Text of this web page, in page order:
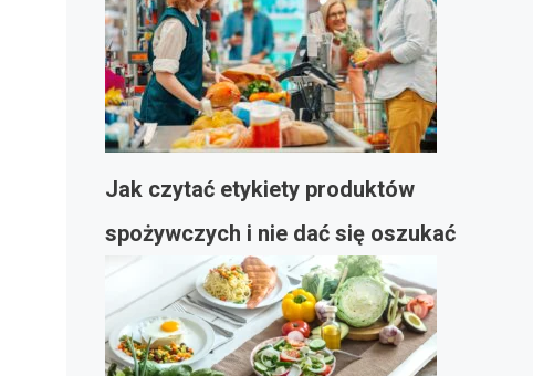
Jak czytać etykiety produktów
spożywczych i nie dać się oszukać